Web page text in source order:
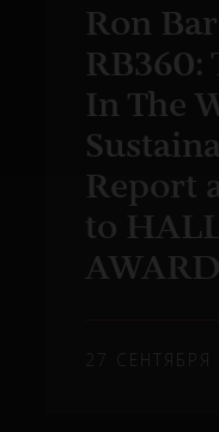
Ron
RB360:
In The
Report
to
27 СЕНТЯБРЯ